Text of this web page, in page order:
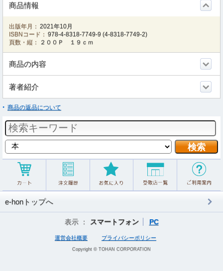
商品情報
出版年月： 2021年10月
ISBNコード： 978-4-8318-7749-9 (4-8318-7749-2)
頁数・縦：
２００Ｐ １９ｃｍ
商品の内容
著者紹介
商品の返品について
e-honトップへ
表示 ： スマートフォン PC
運営会社概要 プライバシーポリシー
Copyright © TOHAN CORPORATION